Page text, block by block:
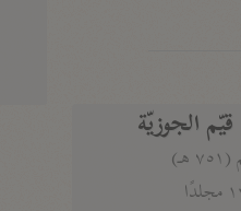
الجوزيّة